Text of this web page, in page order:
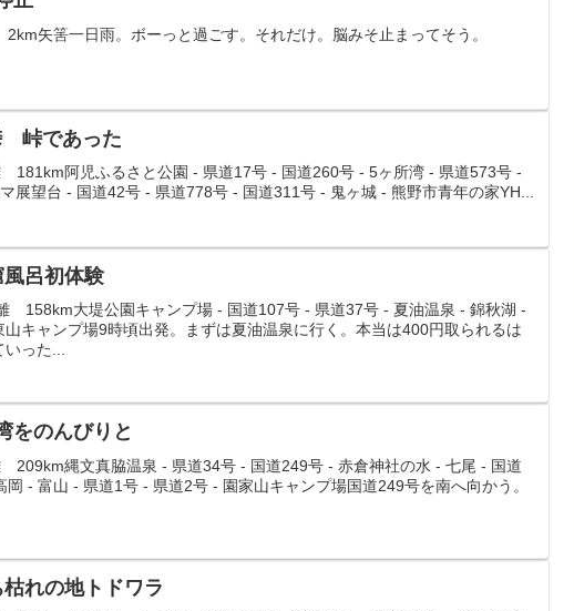
矢筈一日雨。ボーっと過ごす。それだけ。脳みそ止まってそう。
であった
阿児ふるさと公園 - 県道17号 - 国道260号 - 5ヶ所湾 - 県道573号 -
展望台 - 国道42号 - 県道778号 - 国道311号 - 鬼ヶ城 - 熊野市青年の家YH...
呂初体験
158km大堤公園キャンプ場 - 国道107号 - 県道37号 - 夏油温泉 - 錦秋湖 -
キャンプ場9時頃出発。まずは夏油温泉に行く。本当は400円取られるは
った...
のんびりと
縄文真脇温泉 - 県道34号 - 国道249号 - 赤倉神社の水 - 七尾 - 国道
- 富山 - 県道1号 - 県道2号 - 園家山キャンプ場国道249号を南へ向かう。
れの地トドワラ